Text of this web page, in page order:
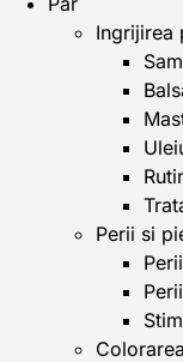
Ingrijirea
Perii si